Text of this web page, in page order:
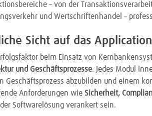
– von der
und Wertschriftenhandel –
Sicht auf das
beim Einsatz von
und Geschäftsprozesse. Jedes Modul
Geschäftsprozess abzubilden und einem
Anforderungen wie Sicherheit,
Softwarelösung verankert sein.